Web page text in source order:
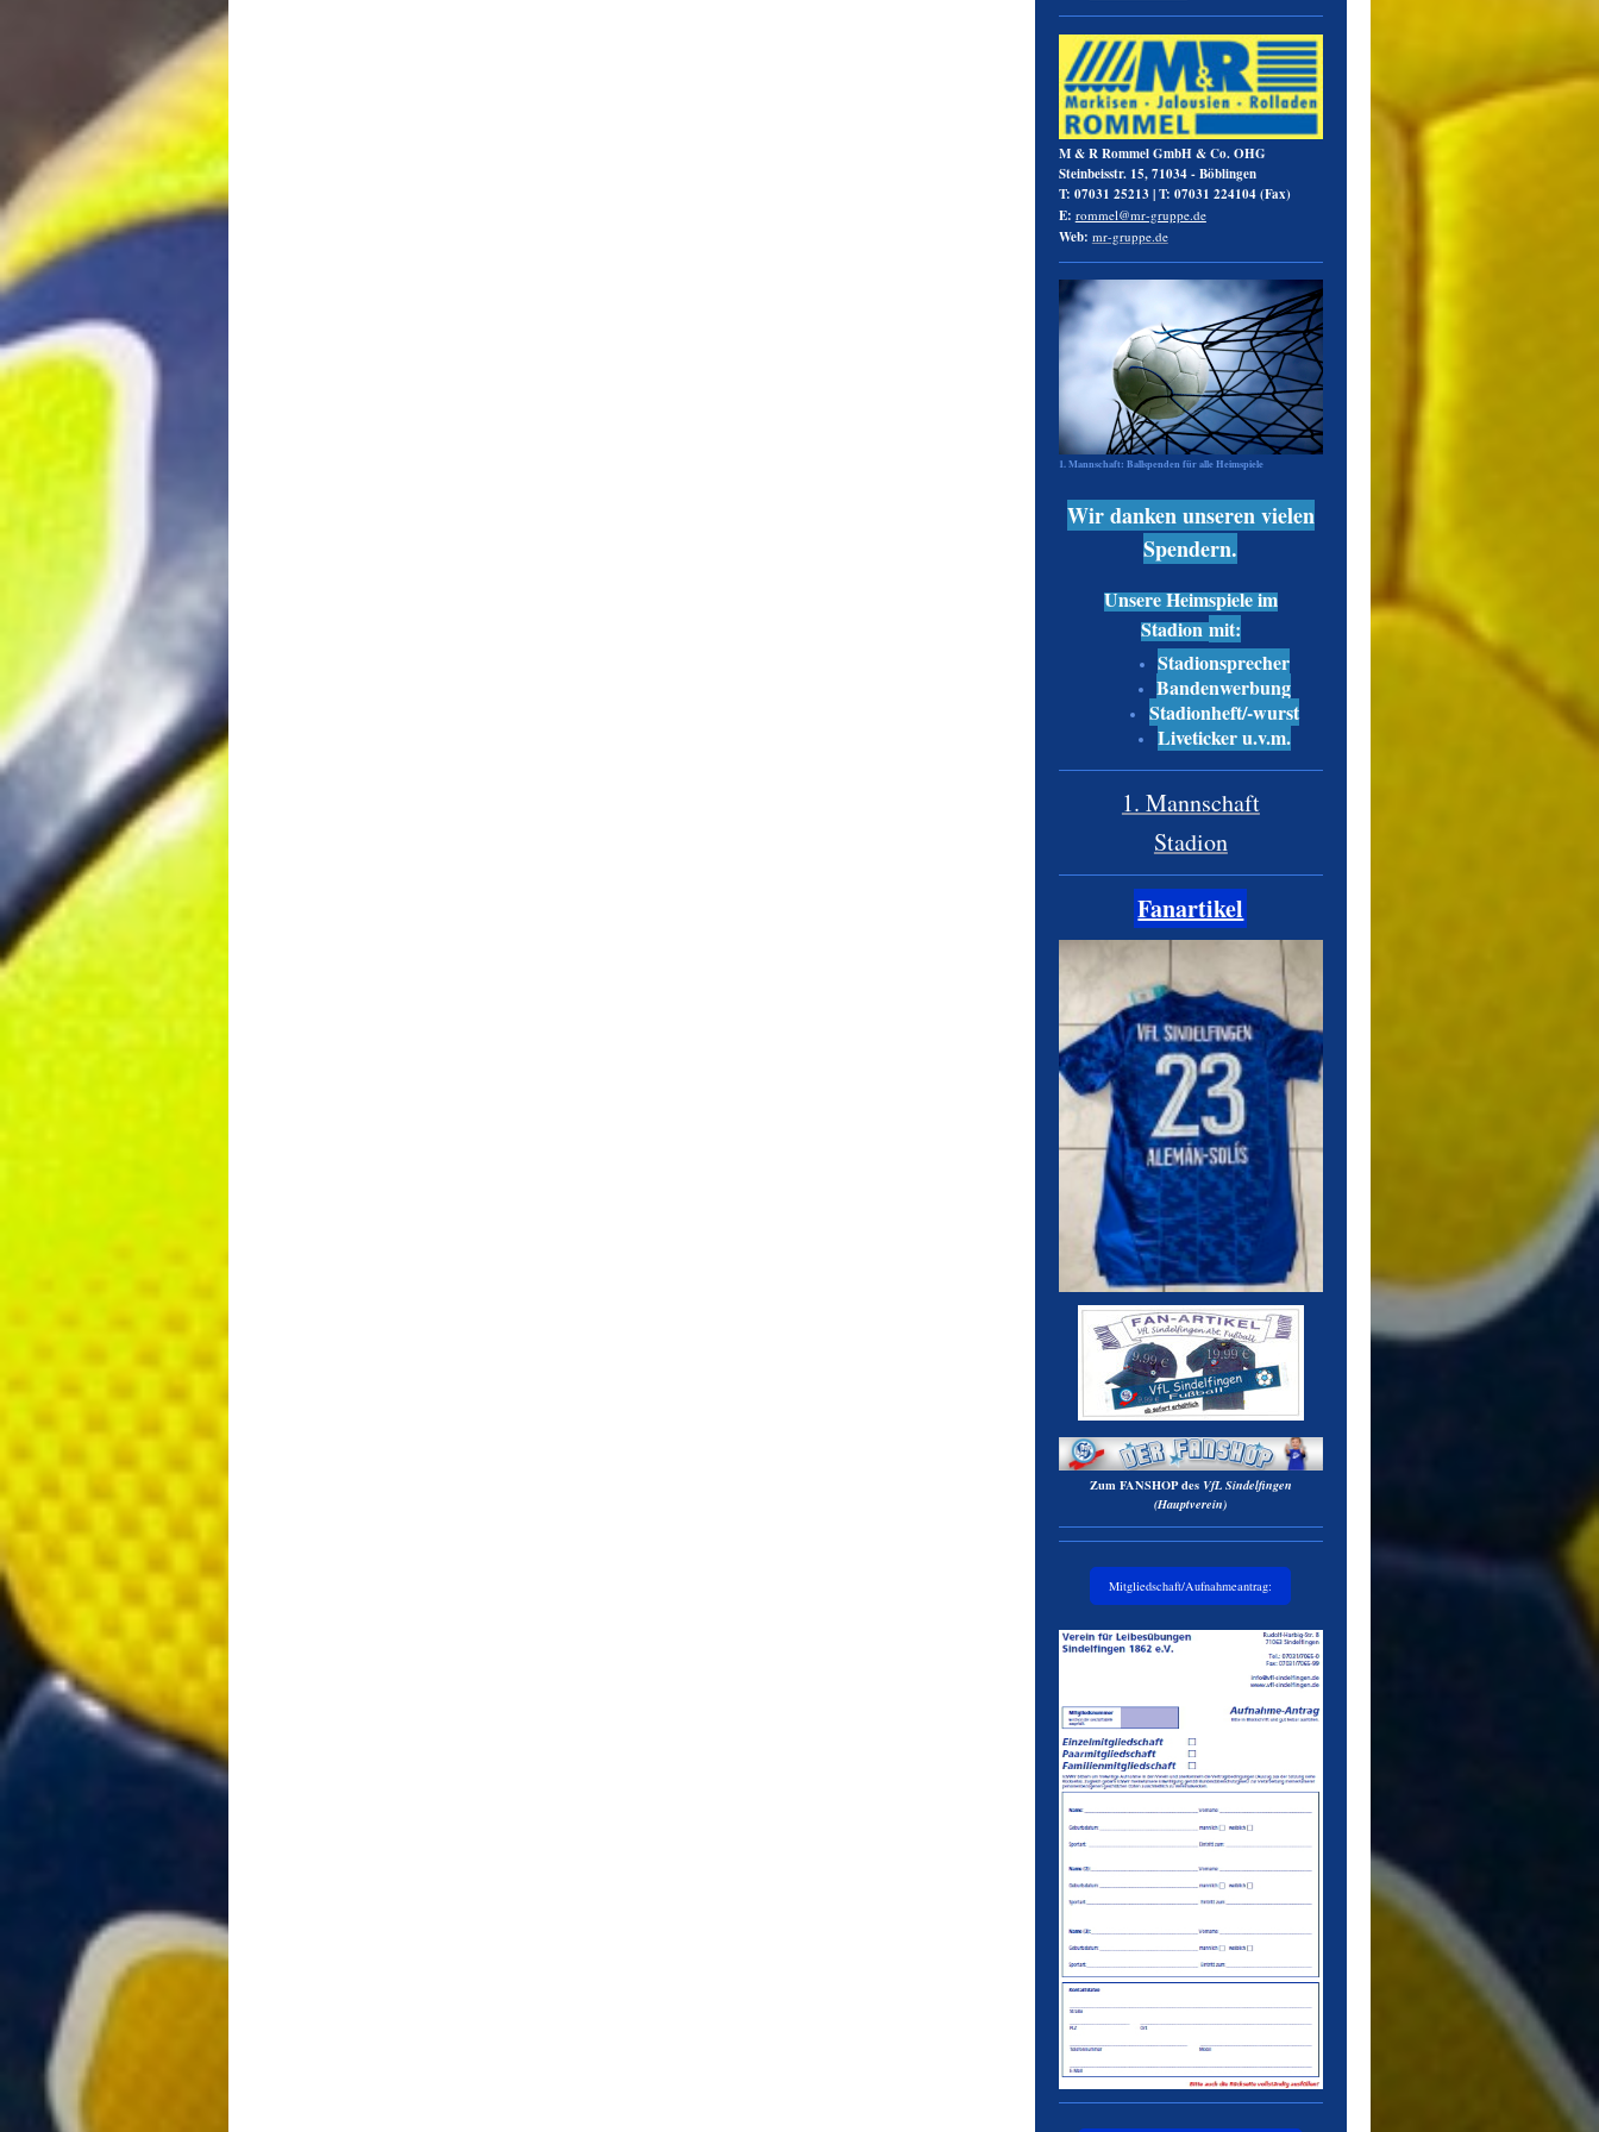
M & R Rommel GmbH & Co. OHG
Steinbeisstr. 15, 71034 - Böblingen
T: 07031 25213 |T: 07031 224104 (Fax)
E: rommel@mr-gruppe.de
Web: mr-gruppe.de
1. Mannschaft: Ballspenden für alle Heimspiele
Wir danken unseren vielen
Spendern.
Unsere Heimspiele im
Stadionmit:
Stadionsprecher
Bandenwerbung
Stadionheft/-wurst
Liveticker u.v.m.
1. Mannschaft
Stadion
Fanartikel
ZumFANSHOPdes VfL Sindelfingen
(Hauptverein)
Mitgliedschaft/Aufnahmeantrag: